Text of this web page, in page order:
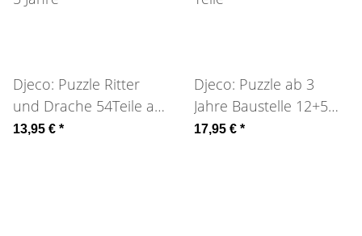
Djeco: Puzzle Ritter
und Drache 54Teile ab
5 Jahre
13,95 € *
Djeco: Puzzle ab 3
Jahre Baustelle 12+5
Teile
17,95 € *